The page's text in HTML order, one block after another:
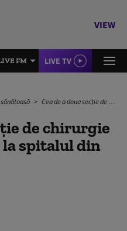
VIEW
FM LIVE TV
Cea de a doua secție de chirurgie a fost inaugurată la spitalul din Constanța
de chirurgie
spitalul din